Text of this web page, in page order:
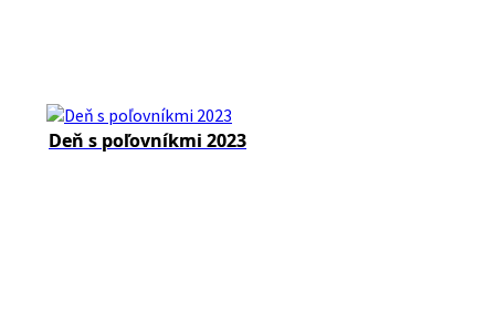
Deň s poľovníkmi 2023